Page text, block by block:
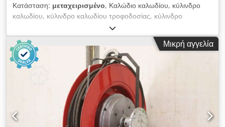
Κατάσταση: μεταχειρισμένο, Καλώδιο καλωδίου, κύλινδρο
καλωδίου, κύλινδρο καλωδίου τροφοδοσίας, κύλινδρο
καλωδίου, κύλινδρο καλωδίου, κύλινδρο καλωδίου τοίχου,
κύλινδρο καλωδίου τοίχου, κύλινδρο καλωδίου εργαστηρίου,
κύλινδρο τοίχου -DR Italia: κύλινδρο καλωδίου τροφοδοσίας -
με καλώδιο: μήκος 7G 1,0: 13 m - Διαστάσεις: 340 / 400 /
H400 mm - Βάρος: 15,5 kg Dsdped Tq Rvefx Ahiock
Μικρή αγγελία